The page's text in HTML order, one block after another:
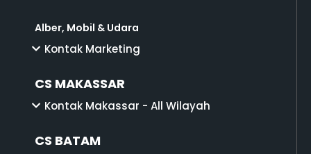
Alber, Mobil & Udara
Kontak Marketing
CS MAKASSAR
Kontak Makassar - All Wilayah
CS BATAM